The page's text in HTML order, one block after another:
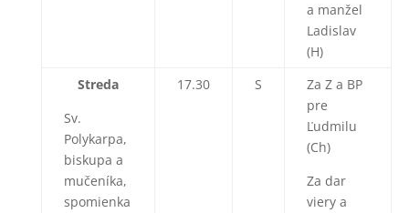
a manžel
Ladislav
(H)
Streda
Sv.
Polykarpa,
biskupa a
mučeníka,
spomienka
17.30 S
Za Z a BP
pre
Ľudmilu
(Ch)
Za dar
viery a